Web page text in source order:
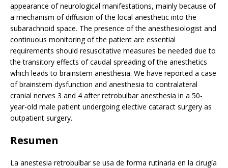
appearance of neurological manifestations, mainly because of
a mechanism of diffusion of the local anesthetic into the
subarachnoid space. The presence of the anesthesiologist and
continuous monitoring of the patient are essential
requirements should resuscitative measures be needed due to
the transitory effects of caudal spreading of the anesthetics
which leads to brainstem anesthesia. We have reported a case
of brainstem dysfunction and anesthesia to contralateral
cranial nerves 3 and 4 after retrobulbar anesthesia in a 50-
year-old male patient undergoing elective cataract surgery as
outpatient surgery.
Resumen
La anestesia retrobulbar se usa de forma rutinaria en la cirugía